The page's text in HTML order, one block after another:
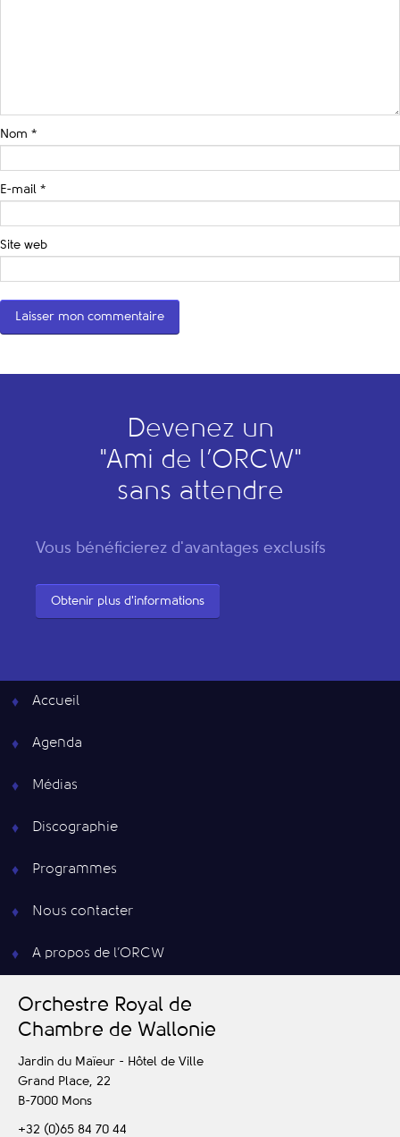
Nom *
E-mail *
Site web
Devenez un
"Ami de l’ORCW"
sans attendre
Vous bénéficierez d'avantages exclusifs
Obtenir plus d'informations
Accueil
Agenda
Médias
Discographie
Programmes
Nous contacter
A propos de l’ORCW
Orchestre Royal de
Chambre de Wallonie
Jardin du Maïeur - Hôtel de Ville
Grand Place, 22
B-7000 Mons
+32 (0)65 84 70 44